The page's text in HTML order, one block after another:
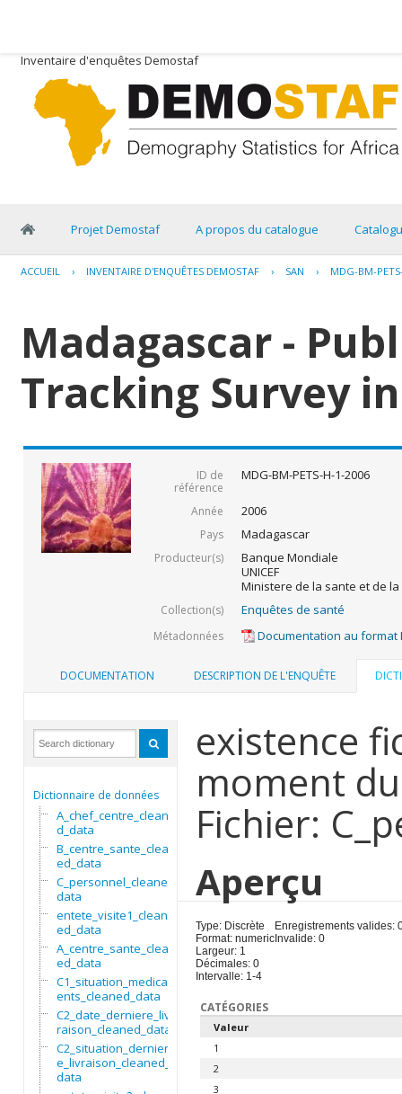
Inventaire d'enquêtes Demostaf
Projet Demostaf A propos du catalogue
ACCUEIL › INVENTAIRE D'ENQUÊTES DEMOSTAF › SAN › MDG-BM-
Madagascar -
Tracking Survey
ID de
référence
MDG-BM-PETS-H-1-2006
Année 2006
Pays Madagascar
Producteur(s)
Banque Mondiale
UNICEF
Ministere de la sante et de
Collection(s) Enquêtes de santé
Métadonnées Documentation au format
DOCUMENTATION DESCRIPTION DE L'ENQUÊTE
Dictionnaire de données
A_chef_centre_cleane
d_data
B_centre_sante_clean
ed_data
C_personnel_cleaned_
data
entete_visite1_clean
ed_data
A_centre_sante_clean
ed_data
C1_situation_medicam
ents_cleaned_data
C2_date_derniere_liv
raison_cleaned_data
C2_situation_dernier
e_livraison_cleaned_
data
existence
moment
Fichier:
Aperçu
Type: Discrète
Format: numeric
Largeur: 1
Décimales: 0
Intervalle: 1-4
Enregistrements valides:
Invalide: 0
CATÉGORIES
Valeur
1
2
3